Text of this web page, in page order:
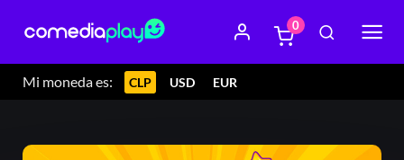
Mi moneda es: CLP USD EUR
0